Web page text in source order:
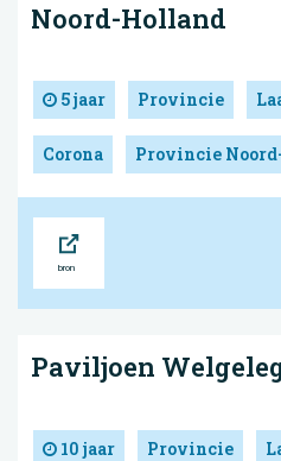
Noord-Holland
5 jaar Provincie
Corona Provincie
Paviljoen
10 jaar Provincie